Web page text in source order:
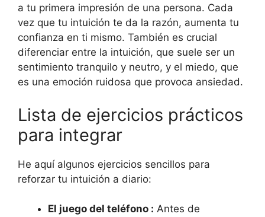
a tu primera impresión de una persona. Cada
vez que tu intuición te da la razón, aumenta tu
confianza en ti mismo. También es crucial
diferenciar entre la intuición, que suele ser un
sentimiento tranquilo y neutro, y el miedo, que
es una emoción ruidosa que provoca ansiedad.
Lista de ejercicios prácticos
para integrar
He aquí algunos ejercicios sencillos para
reforzar tu intuición a diario:
El juego del teléfono : Antes de